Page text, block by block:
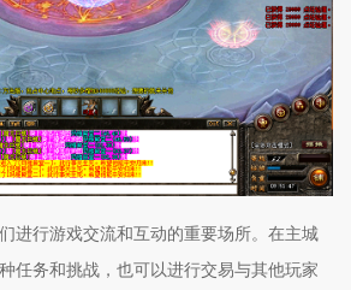
进行游戏交流和互动的重要场所。在主城
任务和挑战，也可以进行交易与其他玩家